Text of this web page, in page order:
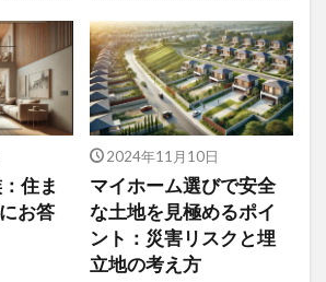
住ま
お答
2024年11月10日
マイホーム選びで安全
な土地を見極めるポイ
ント：災害リスクと埋
立地の考え方